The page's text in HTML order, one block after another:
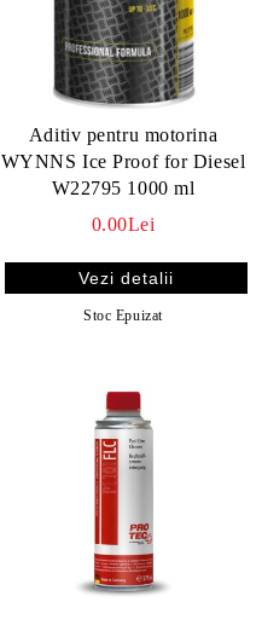
Aditiv pentru motorina
WYNNS Ice Proof for Diesel
W22795 1000 ml
0.00Lei
Vezi detalii
Stoc Epuizat